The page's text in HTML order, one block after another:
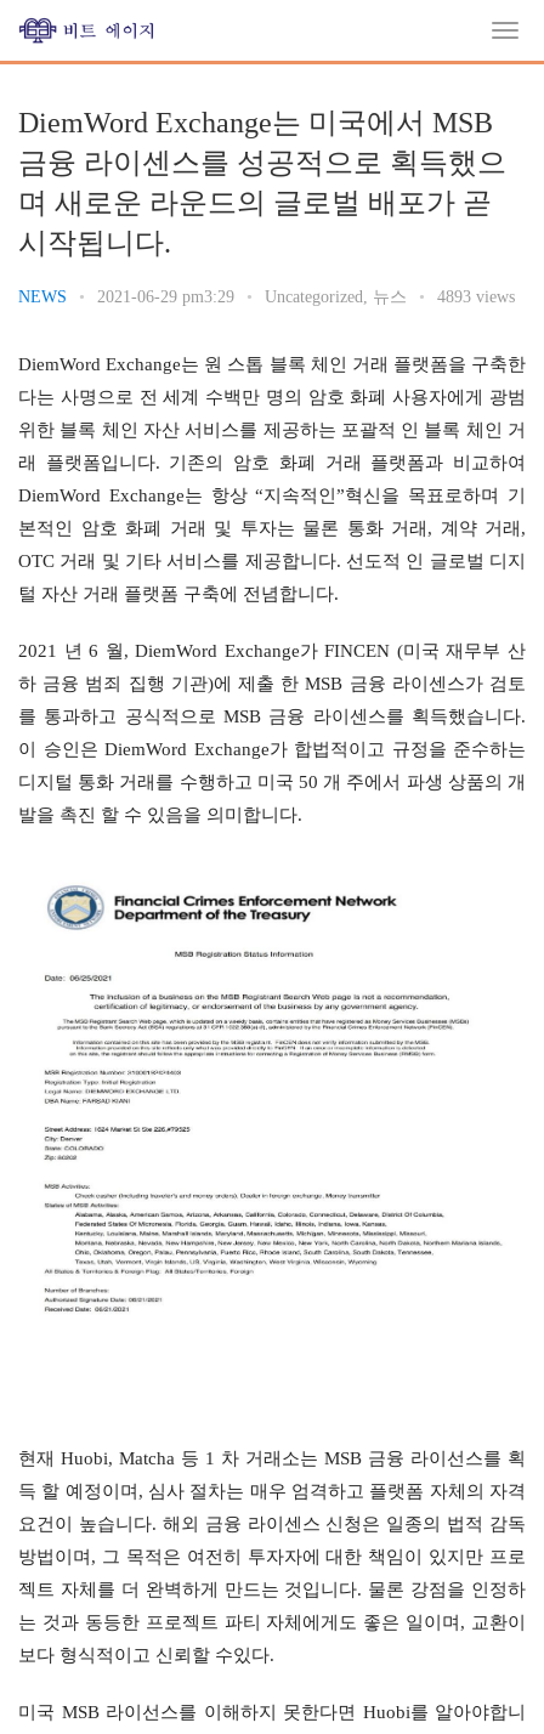
DiemWord Exchange는 미국에서 MSB
금융 라이센스를 성공적으로 획득했으
며 새로운 라운드의 글로벌 배포가 곧
시작됩니다.
NEWS • 2021-06-29 pm3:29 • Uncategorized, 뉴스 • 4893 views
DiemWord Exchange는 원 스톱 블록 체인 거래 플랫폼을 구축한
다는 사명으로 전 세계 수백만 명의 암호 화폐 사용자에게 광범
위한 블록 체인 자산 서비스를 제공하는 포괄적 인 블록 체인 거
래 플랫폼입니다. 기존의 암호 화폐 거래 플랫폼과 비교하여
DiemWord Exchange는 항상 “지속적인”혁신을 목표로하며 기
본적인 암호 화폐 거래 및 투자는 물론 통화 거래, 계약 거래,
OTC 거래 및 기타 서비스를 제공합니다. 선도적 인 글로벌 디지
털 자산 거래 플랫폼 구축에 전념합니다.
2021 년 6 월, DiemWord Exchange가 FINCEN (미국 재무부 산
하 금융 범죄 집행 기관)에 제출 한 MSB 금융 라이센스가 검토
를 통과하고 공식적으로 MSB 금융 라이센스를 획득했습니다.
이 승인은 DiemWord Exchange가 합법적이고 규정을 준수하는
디지털 통화 거래를 수행하고 미국 50 개 주에서 파생 상품의 개
발을 촉진 할 수 있음을 의미합니다.
현재 Huobi, Matcha 등 1 차 거래소는 MSB 금융 라이선스를 획
득 할 예정이며, 심사 절차는 매우 엄격하고 플랫폼 자체의 자격
요건이 높습니다. 해외 금융 라이센스 신청은 일종의 법적 감독
방법이며, 그 목적은 여전히 ​​투자자에 대한 책임이 있지만 프로
젝트 자체를 더 완벽하게 만드는 것입니다. 물론 강점을 인정하
는 것과 동등한 프로젝트 파티 자체에게도 좋은 일이며, 교환이
보다 형식적이고 신뢰할 수있다.
미국 MSB 라이선스를 이해하지 못한다면 Huobi를 알아야합니